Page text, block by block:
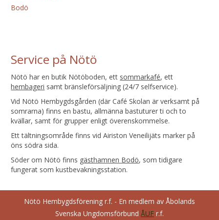
Bodö
Service på Nötö
Nötö har en butik Nötöboden, ett sommarkafé, ett
hembageri samt bränsleförsäljning (24/7 selfservice).
Vid Nötö Hembygdsgården (där Café Skolan är verksamt på
somrarna) finns en bastu, allmänna bastuturer ti och to
kvällar, samt för grupper enligt överenskommelse.
Ett tältningsområde finns vid Airiston Veneilijäts marker på
öns södra sida.
Söder om Nötö finns gästhamnen Bodö, som tidigare
fungerat som kustbevakningsstation.
Nötö Hembygdsförening r.f. - En medlem av Åbolands
Svenska Ungdomsförbund ÅUF r.f.